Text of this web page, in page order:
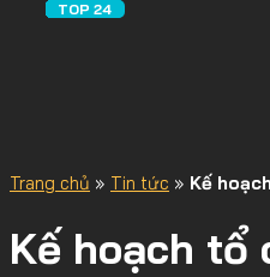
Trang chủ » Tin tức » Kế
Kế hoạch